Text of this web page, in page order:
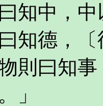
知中，
知德，
則曰知
」